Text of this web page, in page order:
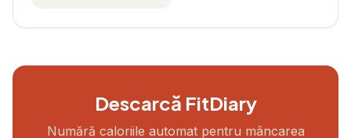
Descarcă FitDiary
Numără caloriile automat pentru mâncarea